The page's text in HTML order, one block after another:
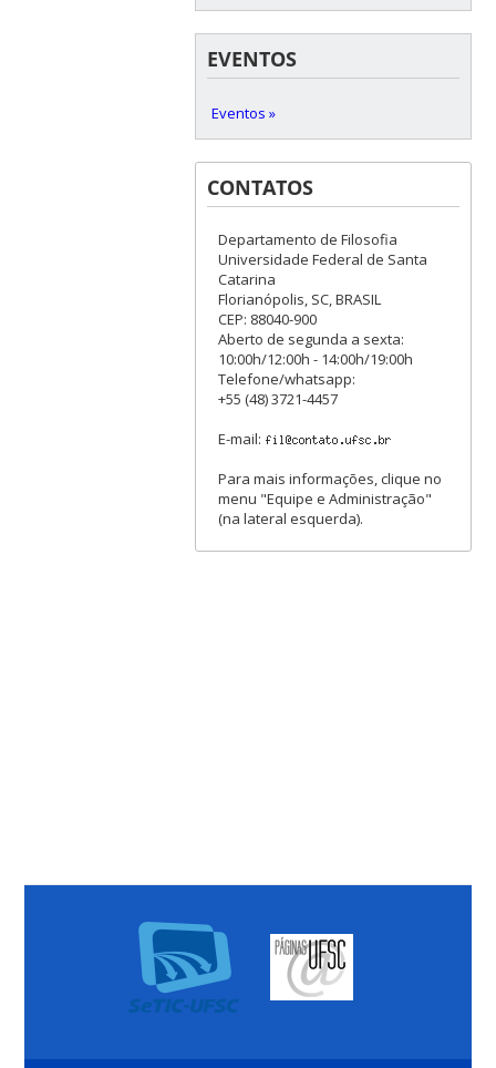
EVENTOS
Eventos »
CONTATOS
Departamento de Filosofia
Universidade Federal de Santa
Catarina
Florianópolis, SC, BRASIL
CEP: 88040-900
Aberto de segunda a sexta:
10:00h/12:00h - 14:00h/19:00h
Telefone/whatsapp:
+55 (48) 3721-4457
E-mail:
Para mais informações, clique no
menu "Equipe e Administração"
(na lateral esquerda).